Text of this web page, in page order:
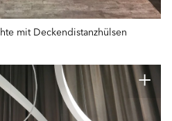
mit Deckendistanzhülsen